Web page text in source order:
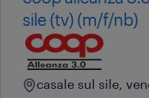
sile (tv) (m/f/nb)
casale sul sile,